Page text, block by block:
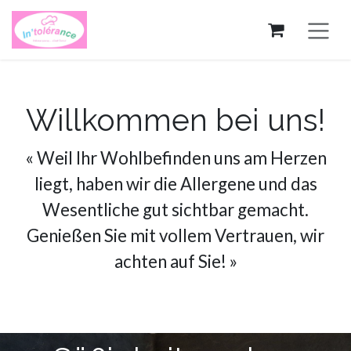
Zum Inhalt springen
Willkommen bei uns!
« Weil Ihr Wohlbefinden uns am Herzen
liegt, haben wir die Allergene und das
Wesentliche gut sichtbar gemacht.
Genießen Sie mit vollem Vertrauen, wir
achten auf Sie! »